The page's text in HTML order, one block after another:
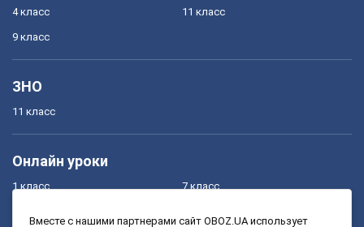
4 класс
9 класс
11 класс
ЗНО
11 класс
Онлайн уроки
1 класс 7 класс
Вместе с нашими партнерами сайт OBOZ.UA использует